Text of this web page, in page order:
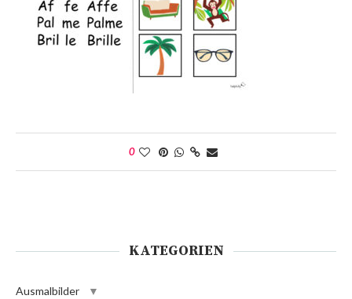
0
KATEGORIEN
Ausmalbilder